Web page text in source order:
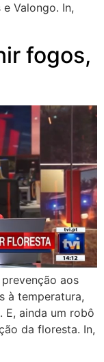
Valongo. In,
fogos,
aos
à temperatura,
E, ainda um robô
da floresta. In,